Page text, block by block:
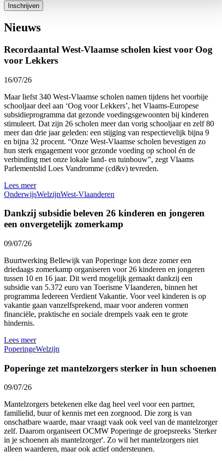
Nieuws
Recordaantal West-Vlaamse scholen kiest voor Oog
voor Lekkers
16/07/26
Maar liefst 340 West-Vlaamse scholen namen tijdens het voorbije
schooljaar deel aan ‘Oog voor Lekkers’, het Vlaams-Europese
subsidieprogramma dat gezonde voedingsgewoonten bij kinderen
stimuleert. Dat zijn 26 scholen meer dan vorig schooljaar en zelf 80
meer dan drie jaar geleden: een stijging van respectievelijk bijna 9
en bijna 32 procent. “Onze West-Vlaamse scholen bevestigen zo
hun sterk engagement voor gezonde voeding op school én de
verbinding met onze lokale land- en tuinbouw”, zegt Vlaams
Parlementslid Loes Vandromme (cd&v) tevreden.
Lees meer
OnderwijsWelzijnWest-Vlaanderen
Dankzij subsidie beleven 26 kinderen en jongeren
een onvergetelijk zomerkamp
09/07/26
Buurtwerking Bellewijk van Poperinge kon deze zomer een
driedaags zomerkamp organiseren voor 26 kinderen en jongeren
tussen 10 en 16 jaar. Dit werd mogelijk gemaakt dankzij een
subsidie van 5.372 euro van Toerisme Vlaanderen, binnen het
programma Iedereen Verdient Vakantie. Voor veel kinderen is op
vakantie gaan vanzelfsprekend, maar voor anderen vormen
financiële, praktische en sociale drempels vaak een te grote
hindernis.
Lees meer
PoperingeWelzijn
Poperinge zet mantelzorgers sterker in hun schoenen
09/07/26
Mantelzorgers betekenen elke dag heel veel voor een partner,
familielid, buur of kennis met een zorgnood. Die zorg is van
onschatbare waarde, maar vraagt vaak ook veel van de mantelzorger
zelf. Daarom organiseert OCMW Poperinge de groepsreeks 'Sterker
in je schoenen als mantelzorger'. Zo wil het mantelzorgers niet
alleen waarderen, maar ook actief ondersteunen.